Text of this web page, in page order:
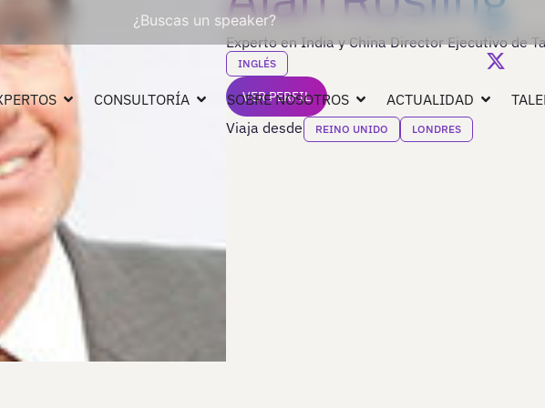
¿Buscas un speaker?
CONSULTORÍA SOBRE NOSOTROS ACTUALIDAD
Experto en India y China Director Ejecutivo de
INGLÉS
VER PERFIL
Viaja desde REINO UNIDO LONDRES